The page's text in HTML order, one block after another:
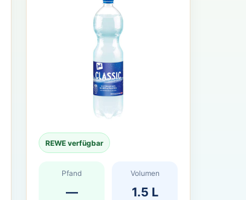
REWE verfügbar
Pfand
—
Volumen
1.5 L